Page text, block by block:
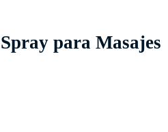
para Masajes